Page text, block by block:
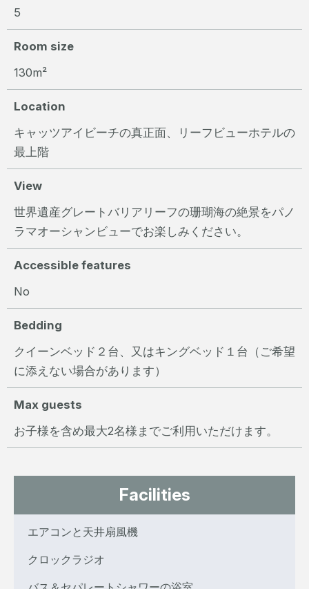
5
Room size
130m²
Location
キャッツアイビーチの真正面、リーフビューホテルの
最上階
View
世界遺産グレートバリアリーフの珊瑚海の絶景をパノ
ラマオーシャンビューでお楽しみください。
Accessible features
No
Bedding
クイーンベッド２台、又はキングベッド１台（ご希望
に添えない場合があります）
Max guests
お子様を含め最大2名様までご利用いただけます。
Facilities
エアコンと天井扇風機
クロックラジオ